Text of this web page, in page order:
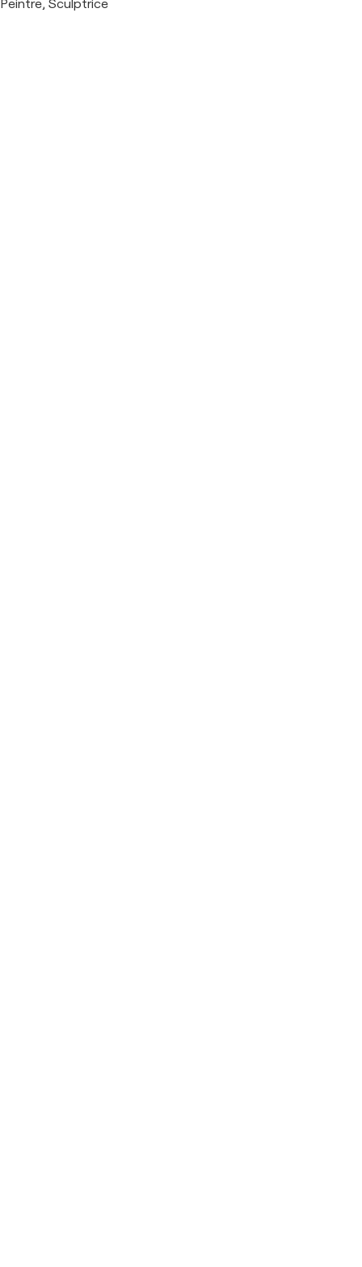
Peintre, Sculptrice